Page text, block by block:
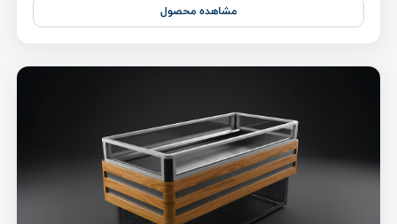
مشاهده محصول